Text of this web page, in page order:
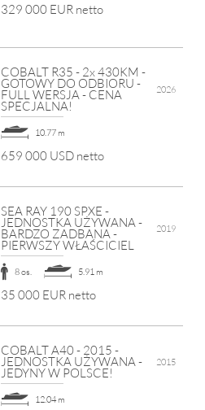
329 000 EUR netto
COBALT R35 - 2x 430KM -
GOTOWY DO ODBIORU -
FULL WERSJA - CENA
SPECJALNA!
2026
10.77 m
659 000 USD netto
SEA RAY 190 SPXE -
JEDNOSTKA UŻYWANA -
BARDZO ZADBANA -
PIERWSZY WŁAŚCICIEL
2019
8 os. 5.91 m
35 000 EUR netto
COBALT A40 - 2015 -
JEDNOSTKA UŻYWANA -
JEDYNY W POLSCE!
2015
12.04 m